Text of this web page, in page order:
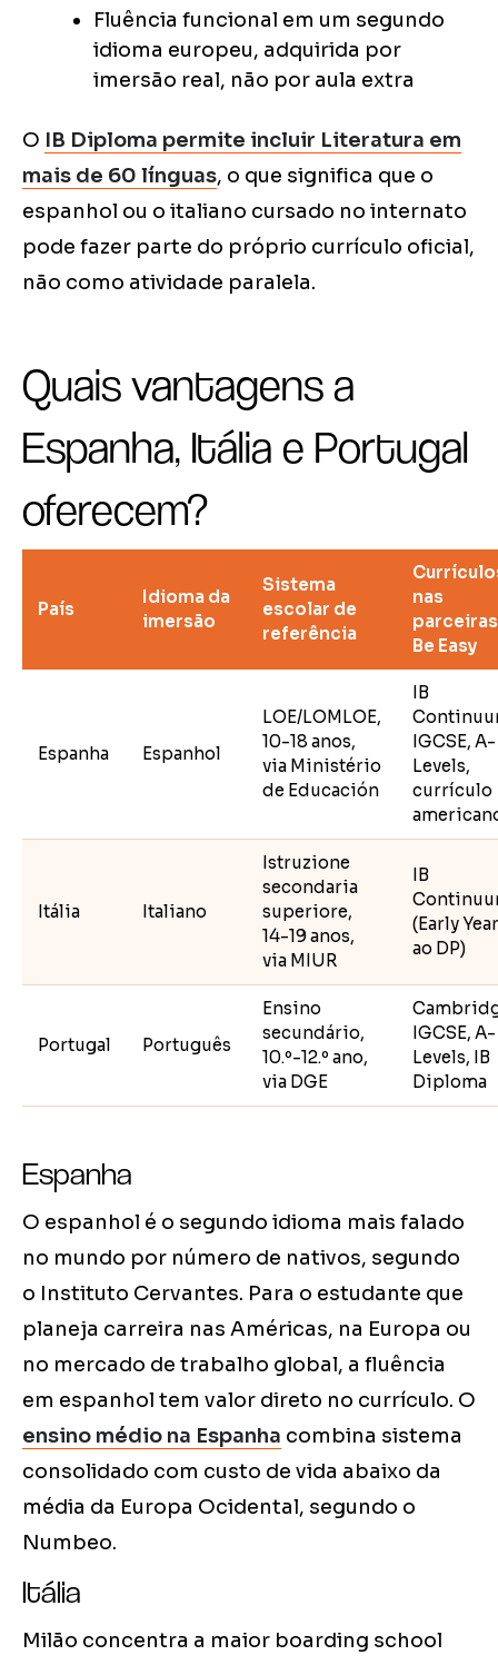
Fluência funcional em um segundo
idioma europeu, adquirida por
imersão real, não por aula extra
O IB Diploma permite incluir Literatura em
mais de 60 línguas, o que significa que o
espanhol ou o italiano cursado no internato
pode fazer parte do próprio currículo oficial,
não como atividade paralela.
Quais vantagens a
Espanha, Itália e Portugal
oferecem?
País
Idioma da
imersão
Sistema
escolar de
referência
nas
parceiras
Be Easy
Espanha Espanhol
LOE/LOMLOE,
10-18 anos,
via Ministério
de Educación
IB
IGCSE, A-
Levels,
currículo
Itália Italiano
Istruzione
secondaria
superiore,
14-19 anos,
via MIUR
IB
(Early
ao DP)
Portugal Português
Ensino
secundário,
10.º-12.º ano,
via DGE
IGCSE, A-
Levels, IB
Diploma
Espanha
O espanhol é o segundo idioma mais falado
no mundo por número de nativos, segundo
o Instituto Cervantes. Para o estudante que
planeja carreira nas Américas, na Europa ou
no mercado de trabalho global, a fluência
em espanhol tem valor direto no currículo. O
ensino médio na Espanha combina sistema
consolidado com custo de vida abaixo da
média da Europa Ocidental, segundo o
Numbeo.
Itália
Milão concentra a maior boarding school